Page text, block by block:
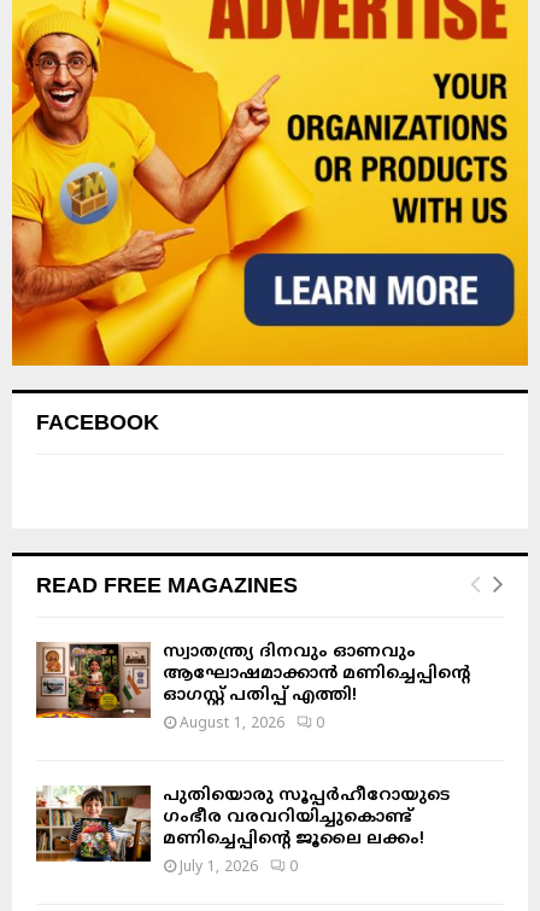
FACEBOOK
READ FREE MAGAZINES
സ്വാതന്ത്ര്യ ദിനവും ഓണവും
ആഘോഷമാക്കാൻ മണിച്ചെപ്പിന്റെ
ഓഗസ്റ്റ് പതിപ്പ് എത്തി!
August 1, 2026 0
പുതിയൊരു സൂപ്പർഹീറോയുടെ
ഗംഭീര വരവറിയിച്ചുകൊണ്ട്
മണിച്ചെപ്പിന്റെ ജൂലൈ ലക്കം!
July 1, 2026 0